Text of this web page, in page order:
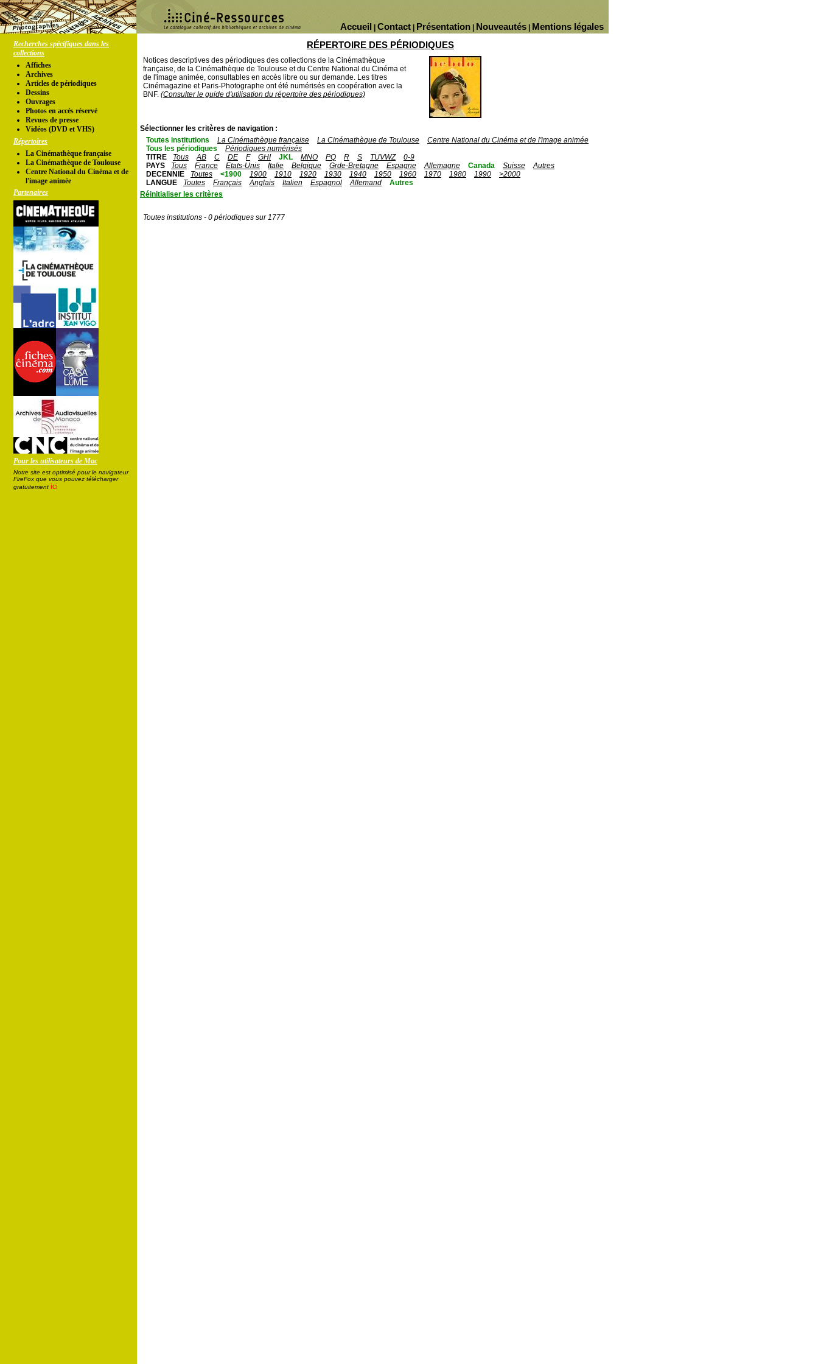
Mentions légales
Nouveautés
Présentation
Contact
Accueil
Recherches spécifiques dans les
collections
Affiches
Archives
Articles de périodiques
Dessins
Ouvrages
Photos en accés réservé
Revues de presse
Vidéos (DVD et VHS)
Répertoires
La Cinémathèque française
La Cinémathèque de Toulouse
Centre National du Cinéma et de
l'image animée
Partenaires
Pour les utilisateurs de Mac
Notre site est optimisé pour le navigateur
FireFox que vous pouvez télécharger
gratuitement ici
RÉPERTOIRE DES PÉRIODIQUES
Notices descriptives des périodiques des collections de la Cinémathèque
française, de la Cinémathèque de Toulouse et du Centre National du Cinéma et
de l'image animée, consultables en accès libre ou sur demande. Les titres
Cinémagazine et Paris-Photographe ont été numérisés en coopération avec la
BNF. (Consulter le guide d'utilisation du répertoire des périodiques)
Sélectionner les critères de navigation :
Toutes institutions
La Cinémathèque française La Cinémathèque de Toulouse
Centre National du Cinéma et de l'image animée
Tous les périodiques
Périodiques numérisés
TITRE
Tous AB C DE F GHI JKL MNO PQ R S TUVWZ
0-9
PAYS
Tous France Etats-Unis Italie Belgique Grde-Bretagne Espagne Allemagne Canada Suisse
Autres
DECENNIE
Toutes <1900 1900 1910 1920 1930 1940 1950 1960 1970 1980 1990
>2000
LANGUE
Toutes Français Anglais Italien Espagnol Allemand
Autres
Réinitialiser les critères
Toutes institutions - 0 périodiques sur 1777